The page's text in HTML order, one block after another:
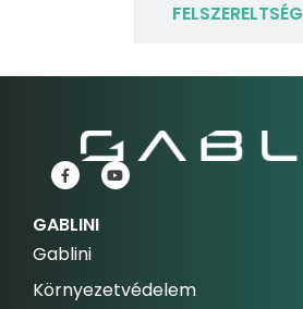
FELSZERELTSÉG
GABLINI
Gablini
Környezetvédelem